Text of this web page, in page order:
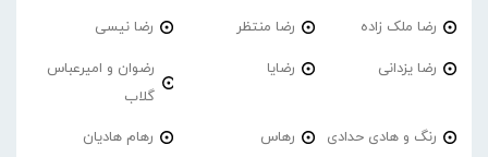
رضا ملک زاده رضا منتظر رضا نیسی
رضا یزدانی رضایا
رضوان و امیرعباس
گلاب
رنگ و هادی حدادی رهاس رهام هادیان